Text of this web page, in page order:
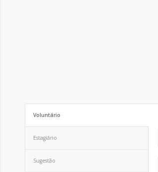
Voluntário
Estagiário
Sugestão